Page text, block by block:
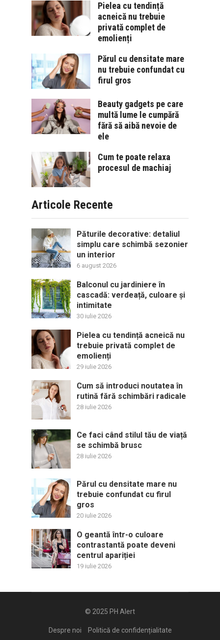
Pielea cu tendință
acneică nu trebuie
privată complet de
emolienți
Părul cu densitate mare
nu trebuie confundat cu
firul gros
Beauty gadgets pe care
multă lume le cumpără
fără să aibă nevoie de
ele
Cum te poate relaxa
procesul de machiaj
Articole Recente
Păturile decorative: detaliul
simplu care schimbă sezonier
un interior
6 august 2026
Balconul cu jardiniere în
cascadă: verdeață, culoare și
intimitate
30 iulie 2026
Pielea cu tendință acneică nu
trebuie privată complet de
emolienți
29 iulie 2026
Cum să introduci noutatea în
rutină fără schimbări radicale
28 iulie 2026
Ce faci când stilul tău de viață
se schimbă brusc
28 iulie 2026
Părul cu densitate mare nu
trebuie confundat cu firul
gros
20 iulie 2026
O geantă într-o culoare
contrastantă poate deveni
centrul apariției
19 iulie 2026
© 2025 PH Alert
Despre noi Politică de confidențialitate